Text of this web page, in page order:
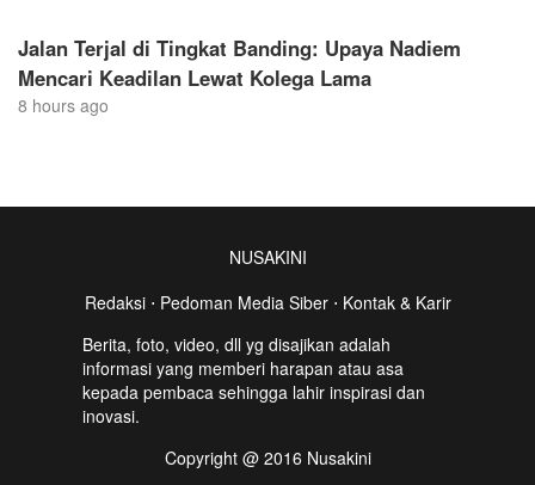
Jalan Terjal di Tingkat Banding: Upaya Nadiem
Mencari Keadilan Lewat Kolega Lama
8 hours ago
NUSAKINI
Redaksi⋅ Pedoman Media Siber⋅ Kontak & Karir
Berita, foto, video, dll yg disajikan adalah
informasi yang memberi harapan atau asa
kepada pembaca sehingga lahir inspirasi dan
inovasi.
Copyright @ 2016 Nusakini